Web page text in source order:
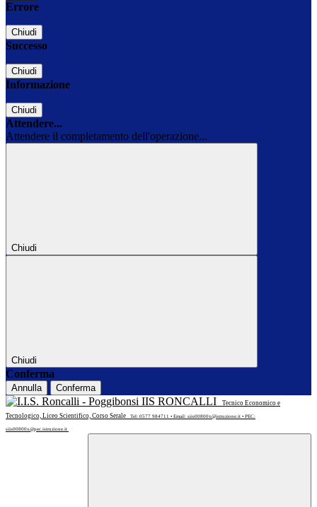
Errore
Chiudi
Successo
Chiudi
Informazione
Chiudi
Attendere...
Attendere il completamento dell'operazione...
Chiudi
Chiudi
Conferma
Annulla Conferma
IIS RONCALLI
Tecnico Economico e
Tecnologico, Liceo Scientifico, Corso Serale
Tel: 0577 984711 • Email: siis00800x@istruzione.it • PEC:
siis00800x@pec.istruzione.it